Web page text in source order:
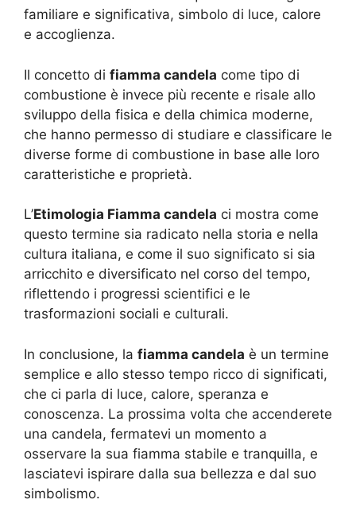
familiare e significativa, simbolo di luce, calore
e accoglienza.
Il concetto di fiamma candela come tipo di
combustione è invece più recente e risale allo
sviluppo della fisica e della chimica moderne,
che hanno permesso di studiare e classificare le
diverse forme di combustione in base alle loro
caratteristiche e proprietà.
L’Etimologia Fiamma candela ci mostra come
questo termine sia radicato nella storia e nella
cultura italiana, e come il suo significato si sia
arricchito e diversificato nel corso del tempo,
riflettendo i progressi scientifici e le
trasformazioni sociali e culturali.
In conclusione, la fiamma candela è un termine
semplice e allo stesso tempo ricco di significati,
che ci parla di luce, calore, speranza e
conoscenza. La prossima volta che accenderete
una candela, fermatevi un momento a
osservare la sua fiamma stabile e tranquilla, e
lasciatevi ispirare dalla sua bellezza e dal suo
simbolismo.